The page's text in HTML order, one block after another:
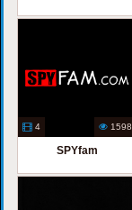
4 1598
SPYfam